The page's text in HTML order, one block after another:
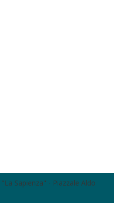
Sapienza" - Piazzale Aldo